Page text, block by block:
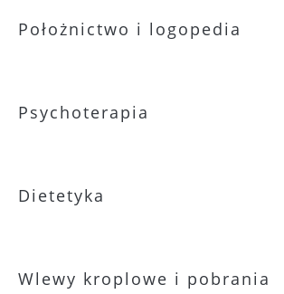
Położnictwo i logopedia
Psychoterapia
Dietetyka
Wlewy kroplowe i pobrania